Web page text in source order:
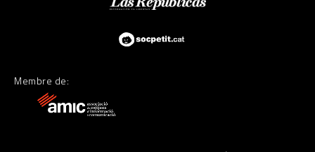
Membre de: